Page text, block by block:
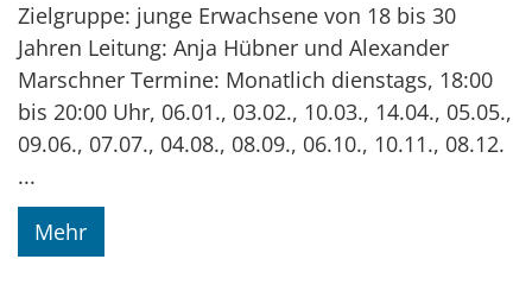
Zielgruppe: junge Erwachsene von 18 bis 30
Jahren Leitung: Anja Hübner und Alexander
Marschner Termine: Monatlich dienstags, 18:00
bis 20:00 Uhr, 06.01., 03.02., 10.03., 14.04., 05.05.,
09.06., 07.07., 04.08., 08.09., 06.10., 10.11., 08.12.
...
Mehr